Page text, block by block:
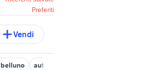
Preferiti
Vendi
auto grandinate